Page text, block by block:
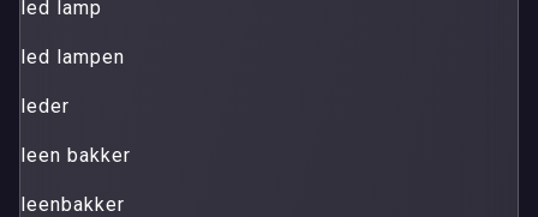
led lamp
led lampen
leder
leen bakker
leenbakker